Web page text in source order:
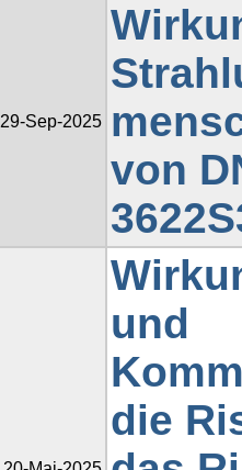
29-Sep-2025
von
und
die